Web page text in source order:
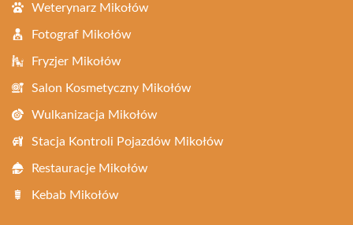
Weterynarz Mikołów
Fotograf Mikołów
Fryzjer Mikołów
Salon Kosmetyczny Mikołów
Wulkanizacja Mikołów
Stacja Kontroli Pojazdów Mikołów
Restauracje Mikołów
Kebab Mikołów